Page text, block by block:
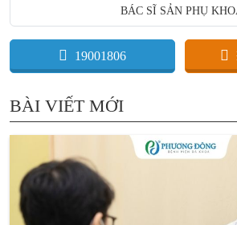
BÁC SĨ SẢN PHỤ
19001806
BÀI VIẾT MỚI